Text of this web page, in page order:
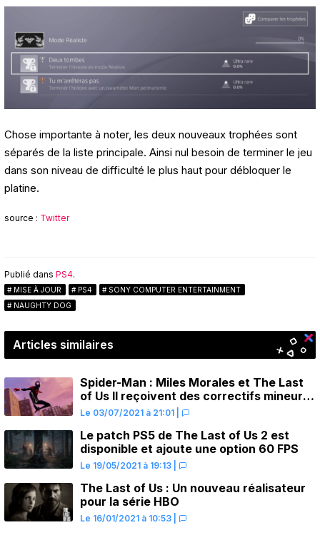
Chose importante à noter, les deux nouveaux trophées sont
séparés de la liste principale. Ainsi nul besoin de terminer le jeu
dans son niveau de difficulté le plus haut pour débloquer le
platine.
source : Twitter
Publié dans PS4.
MISE À JOUR PS4
SONY COMPUTER ENTERTAINMENT
NAUGHTY DOG
Articles similaires
Spider-Man : Miles Morales et The Last
of Us II reçoivent des correctifs mineurs
d’amélioration des performances
Le 03/07/2021 à 21:01
Le patch PS5 de The Last of Us 2 est
disponible et ajoute une option 60 FPS
Le 19/05/2021 à 19:13
The Last of Us : Un nouveau réalisateur
pour la série HBO
Le 16/01/2021 à 10:53